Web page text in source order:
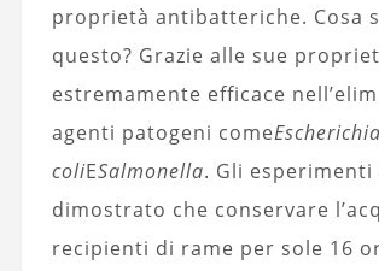
proprietà antibatteriche. Cosa
questo? Grazie alle sue
estremamente efficace
agenti patogeni comeEscherichia
coliESalmonella. Gli esperimenti
dimostrato che conservare
recipienti di rame per sole 16